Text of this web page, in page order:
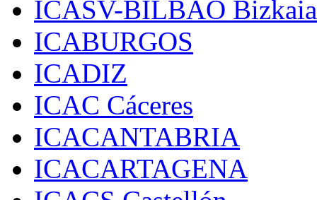
ICASV-BILBAO Bizkaia
ICABURGOS
ICADIZ
ICAC Cáceres
ICACANTABRIA
ICACARTAGENA